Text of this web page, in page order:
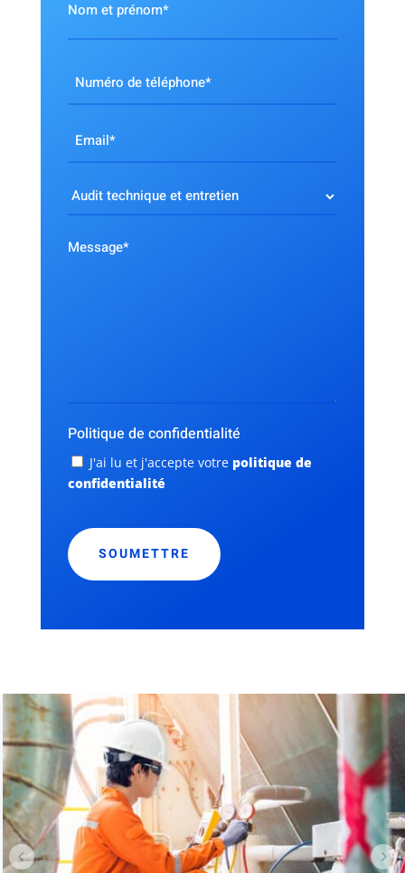
et
prénom
de
Choix
Message
Politique de confidentialité
J'ai lu et j'accepte votre politique de
confidentialité
Audit technique et Entretien